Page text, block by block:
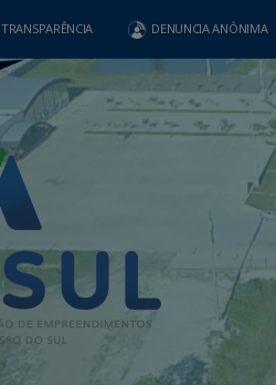
TRANSPARÊNCIA DENUNCIA ANÔNIMA